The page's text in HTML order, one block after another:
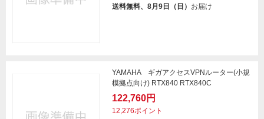
送料無料、8月9日（日） お届け
YAMAHA ギガアクセスVPNルーター(小規
模拠点向け) RTX840 RTX840C
122,760円
12,276ポイント